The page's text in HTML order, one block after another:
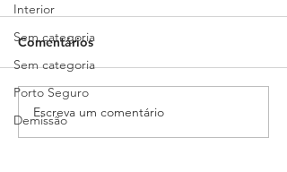
Interior
Sem categoria
Sem categoria
Porto Seguro
DemissãoEdital de convocação:
Assembleia Geral
Comentários
Escreva um comentário